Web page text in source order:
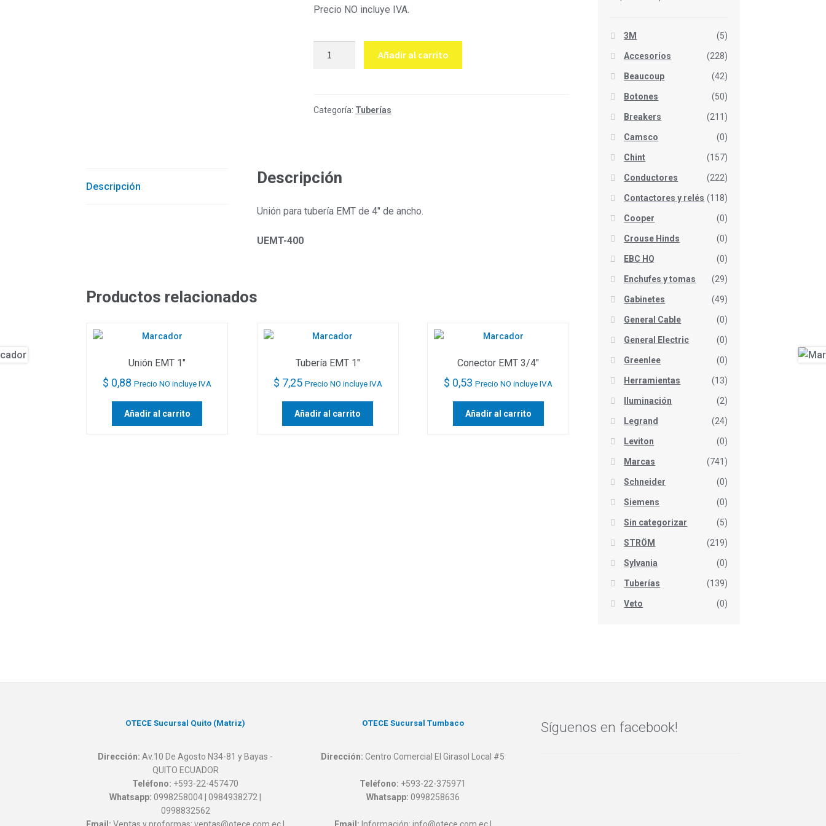
Precio NO incluye IVA.
Añadir al carrito
Categoría: Tuberías
Descripción Descripción
Unión para tubería EMT de 4″ de ancho.
UEMT-400
Productos relacionados
Unión EMT 1″
$ 0,88 Precio NO incluye IVA
Añadir al carrito
Tubería EMT 1″
$ 7,25 Precio NO incluye IVA
Añadir al carrito
Conector EMT 3/4″
$ 0,53 Precio NO incluye IVA
Añadir al carrito
3M (5)
Accesorios (228)
Beaucoup (42)
Botones (50)
Breakers (211)
Camsco (0)
Chint (157)
Conductores (222)
Contactores y relés (118)
Cooper (0)
Crouse Hinds (0)
EBC HQ (0)
Enchufes y tomas (29)
Gabinetes (49)
General Cable (0)
General Electric (0)
Greenlee (0)
Herramientas (13)
Iluminación (2)
Legrand (24)
Leviton (0)
Marcas (741)
Schneider (0)
Siemens (0)
Sin categorizar (5)
STRÖM (219)
Sylvania (0)
Tuberías (139)
Veto (0)
OTECE Sucursal Quito (Matriz)
Dirección: Av.10 De Agosto N34-81 y Bayas -
QUITO ECUADOR
Teléfono: +593-22-457470
Whatsapp: 0998258004 | 0984938272 |
0998832562
Email: Ventas y proformas: ventas@otece.com.ec |
OTECE Sucursal Tumbaco
Dirección: Centro Comercial El Girasol Local #5
Teléfono: +593-22-375971
Whatsapp: 0998258636
Email: Información: info@otece.com.ec |
Síguenos en facebook!